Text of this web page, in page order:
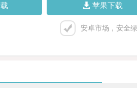
苹果下载
安卓市场，安全